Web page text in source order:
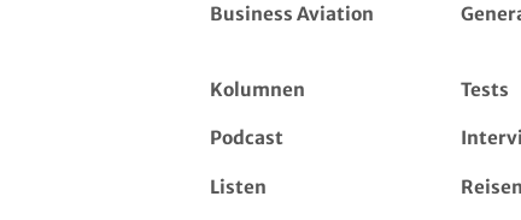
Business Aviation
Kolumnen Tests
Podcast
Listen Reisen